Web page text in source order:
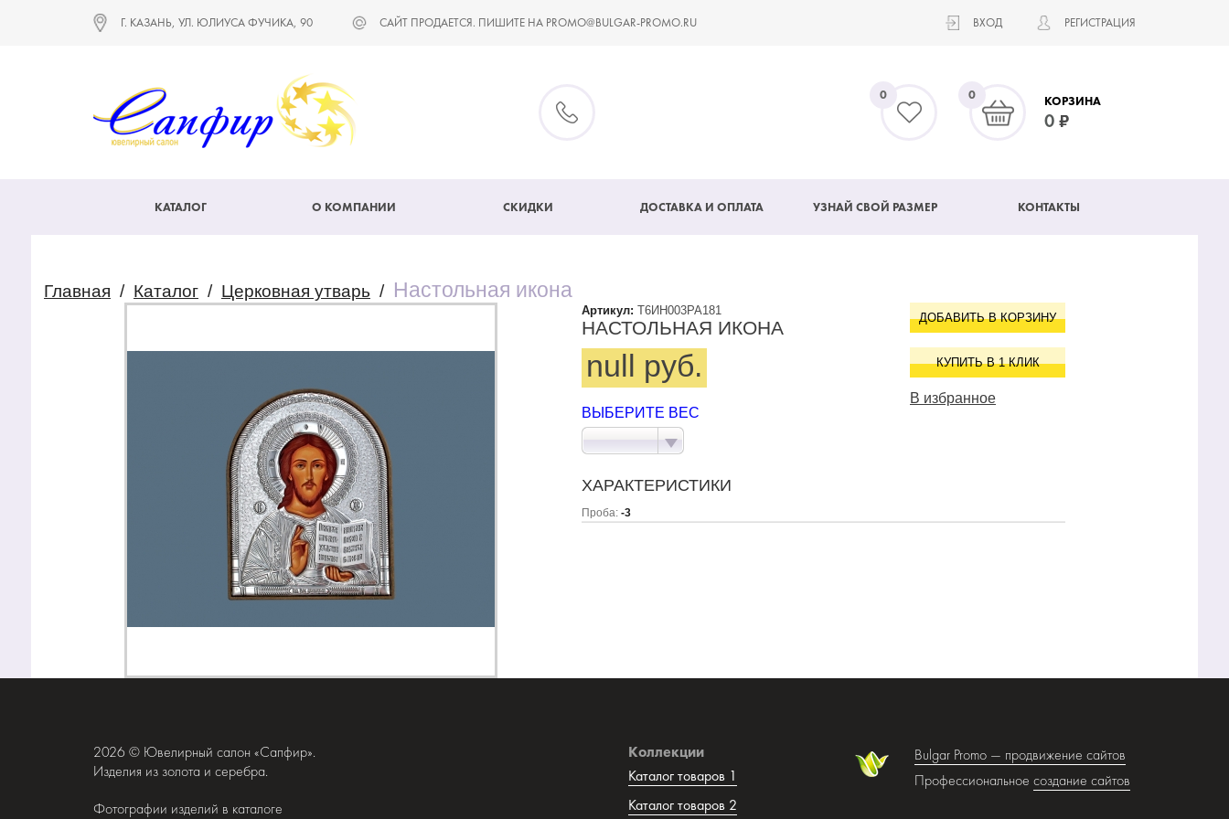
Г. КАЗАНЬ, УЛ. ЮЛИУСА ФУЧИКА, 90 САЙТ ПРОДАЕТСЯ. ПИШИТЕ НА PROMO@BULGAR-PROMO.RU ВХОД РЕГИСТРАЦИЯ
0 0 КОРЗИНА
0
КАТАЛОГ О КОМПАНИИ СКИДКИ ДОСТАВКА И ОПЛАТА УЗНАЙ СВОЙ РАЗМЕР КОНТАКТЫ
Главная / Каталог / Церковная утварь / Настольная икона
Артикул: Т6ИН003PA181
НАСТОЛЬНАЯ ИКОНА
null руб.
ВЫБЕРИТЕ ВЕС
ДОБАВИТЬ В КОРЗИНУ
КУПИТЬ В 1 КЛИК
В избранное
ХАРАКТЕРИСТИКИ
Проба: -3
2026 © Ювелирный салон «Сапфир».
Изделия из золота и серебра.
Фотографии изделий в каталоге
Коллекции
Каталог товаров 1
Каталог товаров 2
Bulgar Promo — продвижение сайтов
Профессиональное создание сайтов